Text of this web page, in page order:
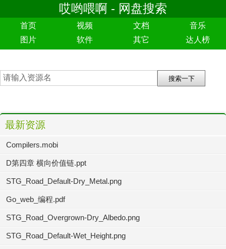
哎哟喂啊 - 网盘搜索
首页 视频 文档
音乐
图片
软件 其它 达人榜
最新资源
Compilers.mobi
D第四章 横向价值链.ppt
STG_Road_Default-Dry_Metal.png
Go_web_编程.pdf
STG_Road_Overgrown-Dry_Albedo.png
STG_Road_Default-Wet_Height.png